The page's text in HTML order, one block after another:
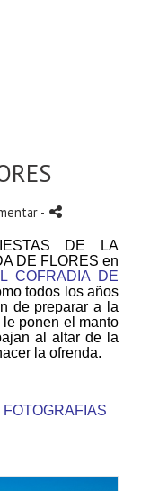
-
DE LA
DE FLORES en
COFRADIA DE
todos los años
de preparar a la
ponen el manto
al altar de la
la ofrenda.